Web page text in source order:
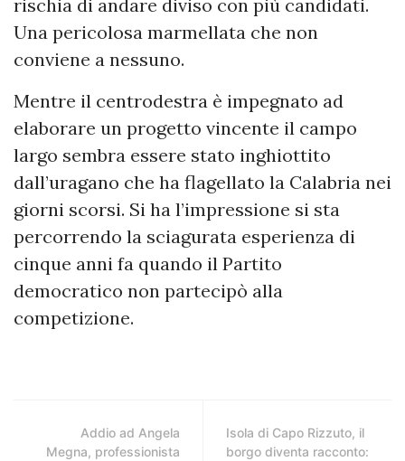
rischia di andare diviso con più candidati.
Una pericolosa marmellata che non
conviene a nessuno.
Mentre il centrodestra è impegnato ad
elaborare un progetto vincente il campo
largo sembra essere stato inghiottito
dall’uragano che ha flagellato la Calabria nei
giorni scorsi. Si ha l’impressione si sta
percorrendo la sciagurata esperienza di
cinque anni fa quando il Partito
democratico non partecipò alla
competizione.
Addio ad Angela
Megna, professionista
Isola di Capo Rizzuto, il
borgo diventa racconto: